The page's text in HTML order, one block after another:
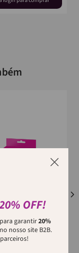
OFF!
garantir20%
no nosso site B2B.
Proteção De
Reutilizável
estar logado
os preços